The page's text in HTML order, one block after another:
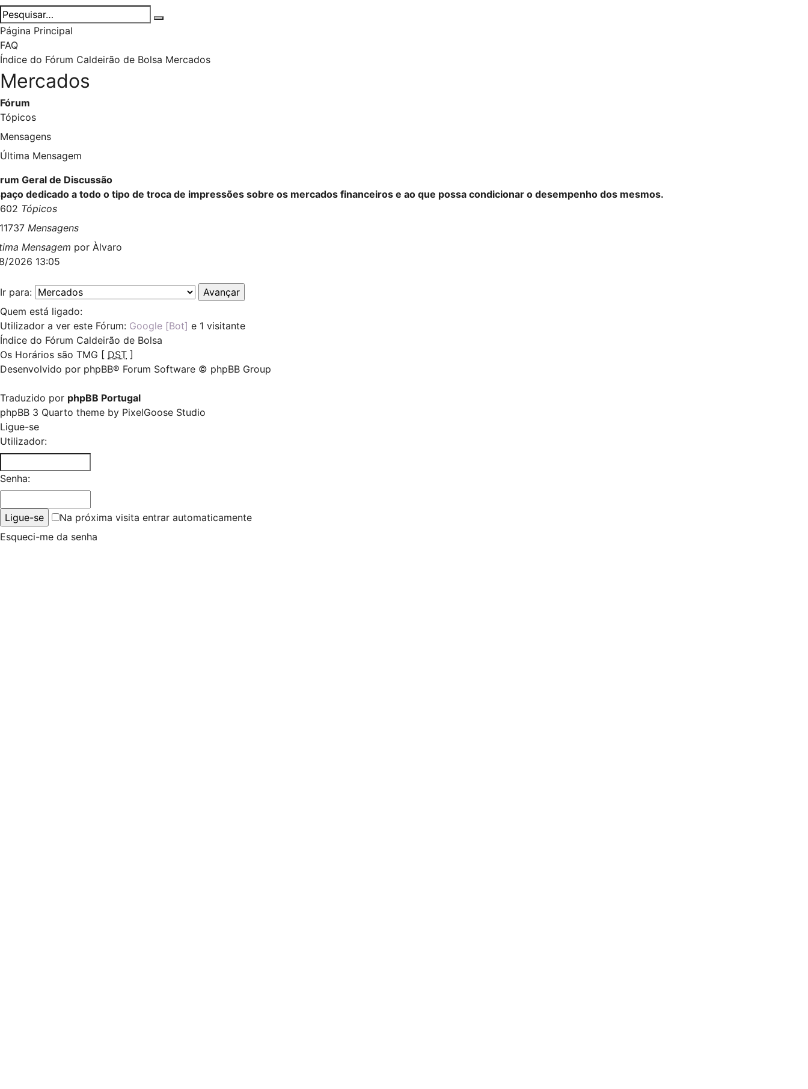
Página Principal
FAQ
Índice do Fórum Caldeirão de Bolsa Mercados
Mercados
Fórum
Tópicos
Mensagens
Última Mensagem
Geral de Discussão
dedicado a todo o tipo de troca de impressões sobre os mercados financeiros e ao que possa condicionar o desempenho dos mesmos.
Tópicos
Mensagens
Mensagem por Àlvaro
2026 13:05
Ir para:
Quem está ligado:
Utilizador a ver este Fórum: Google [Bot] e 1 visitante
Índice do Fórum Caldeirão de Bolsa
Os Horários são TMG [ DST ]
Desenvolvido por phpBB® Forum Software © phpBB Group
Traduzido por phpBB Portugal
phpBB 3 Quarto theme by PixelGoose Studio
Ligue-se
Utilizador:
Senha:
Na próxima visita entrar automaticamente
Esqueci-me da senha